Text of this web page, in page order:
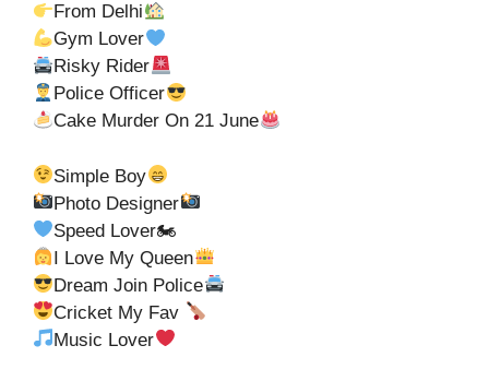
From Delhi
Gym Lover
Risky Rider
Police Officer
Cake Murder On 21 June
Simple Boy
Photo Designer
Speed Lover🏍
I Love My Queen
Dream Join Police
Cricket My Fav
Music Lover